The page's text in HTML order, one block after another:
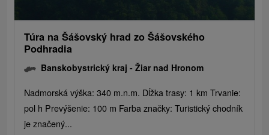
Túra na Šášovský hrad zo Šášovského
Podhradia
Banskobystrický kraj -Žiar nad Hronom
Nadmorská výška: 340 m.n.m. Dĺžka trasy: 1 km Trvanie:
pol h Prevýšenie: 100 m Farba značky: Turistický chodník
je značený...